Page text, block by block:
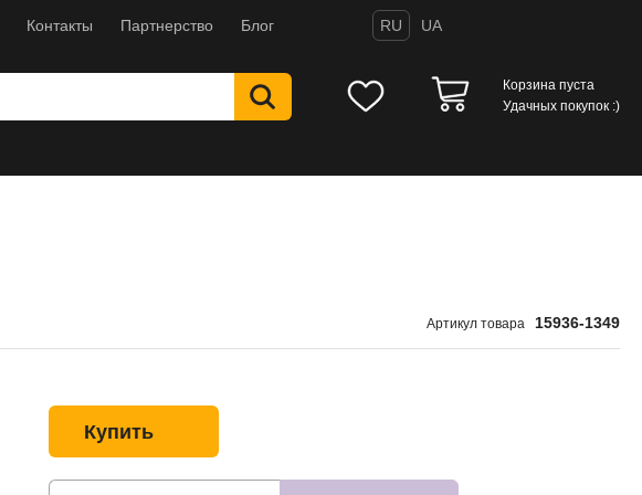
Контакты Партнерство Блог RU UA
Корзина пуста
Удачных покупок :)
Артикул товара 15936-1349
Купить